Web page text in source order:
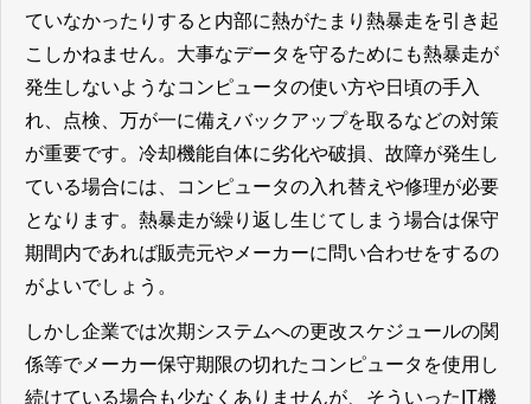
ていなかったりすると内部に熱がたまり熱暴走を引き起
こしかねません。大事なデータを守るためにも熱暴走が
発生しないようなコンピュータの使い方や日頃の手入
れ、点検、万が一に備えバックアップを取るなどの対策
が重要です。冷却機能自体に劣化や破損、故障が発生し
ている場合には、コンピュータの入れ替えや修理が必要
となります。熱暴走が繰り返し生じてしまう場合は保守
期間内であれば販売元やメーカーに問い合わせをするの
がよいでしょう。
しかし企業では次期システムへの更改スケジュールの関
係等でメーカー保守期限の切れたコンピュータを使用し
続けている場合も少なくありませんが、そういったIT機